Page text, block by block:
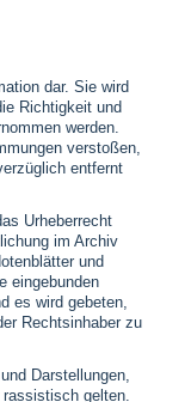
dar. Sie wird
Richtigkeit und
werden.
verstoßen,
entfernt
Urheberrecht
im Archiv
und
eingebunden
es wird gebeten,
Rechtsinhaber zu
Darstellungen,
rassistisch gelten.